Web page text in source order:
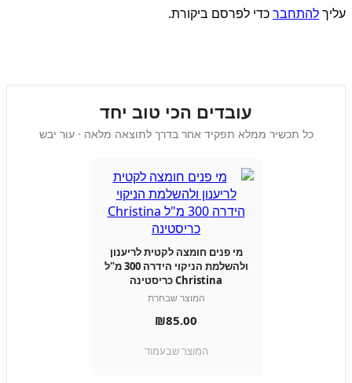
עליךלהתחברכדי לפרסם ביקורת.
עובדים הכי טוב יחד
כל תכשיר ממלא תפקיד אחר בדרך לתוצאה מלאה · עור יבש
מי פנים חומצה לקטית לריענון
ולהשלמת הניקוי הידרה 300 מ"ל
Christina כריסטינה
המוצר שבחרת
₪85.00
המוצר שבעמוד